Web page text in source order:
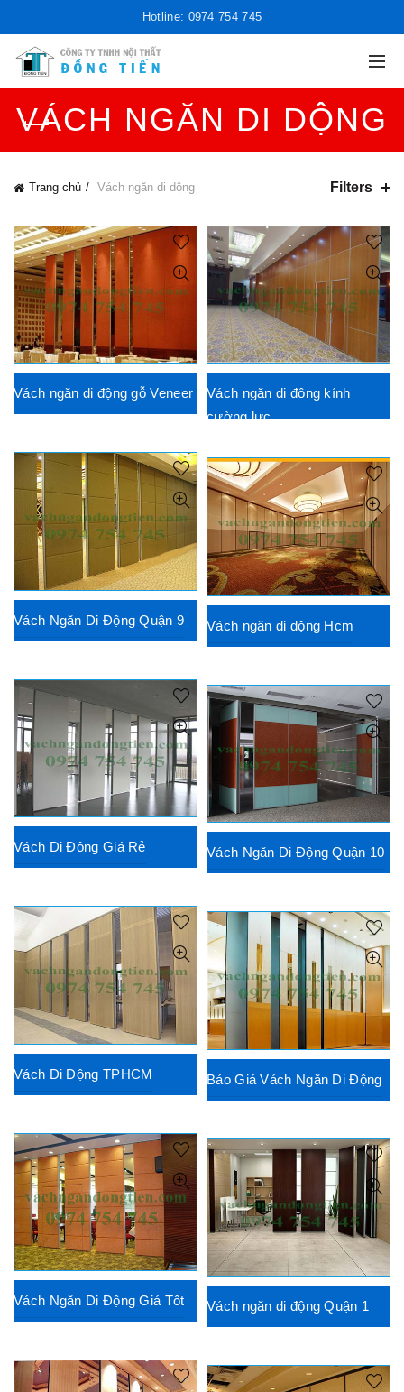
Hotline: 0974 754 745
VÁCH NGĂN DI DỘNG
Trang chủ Vách ngăn di dộng Filters
Vách ngăn di động gỗ Veneer
Vách ngăn di đông kính
cường lực
Vách Ngăn Di Động Quận 9 Vách ngăn di động Hcm
Vách Di Động Giá Rẻ Vách Ngăn Di Động Quận 10
Vách Di Động TPHCM Báo Giá Vách Ngăn Di Động
Vách Ngăn Di Động Giá Tốt Vách ngăn di động Quận 1